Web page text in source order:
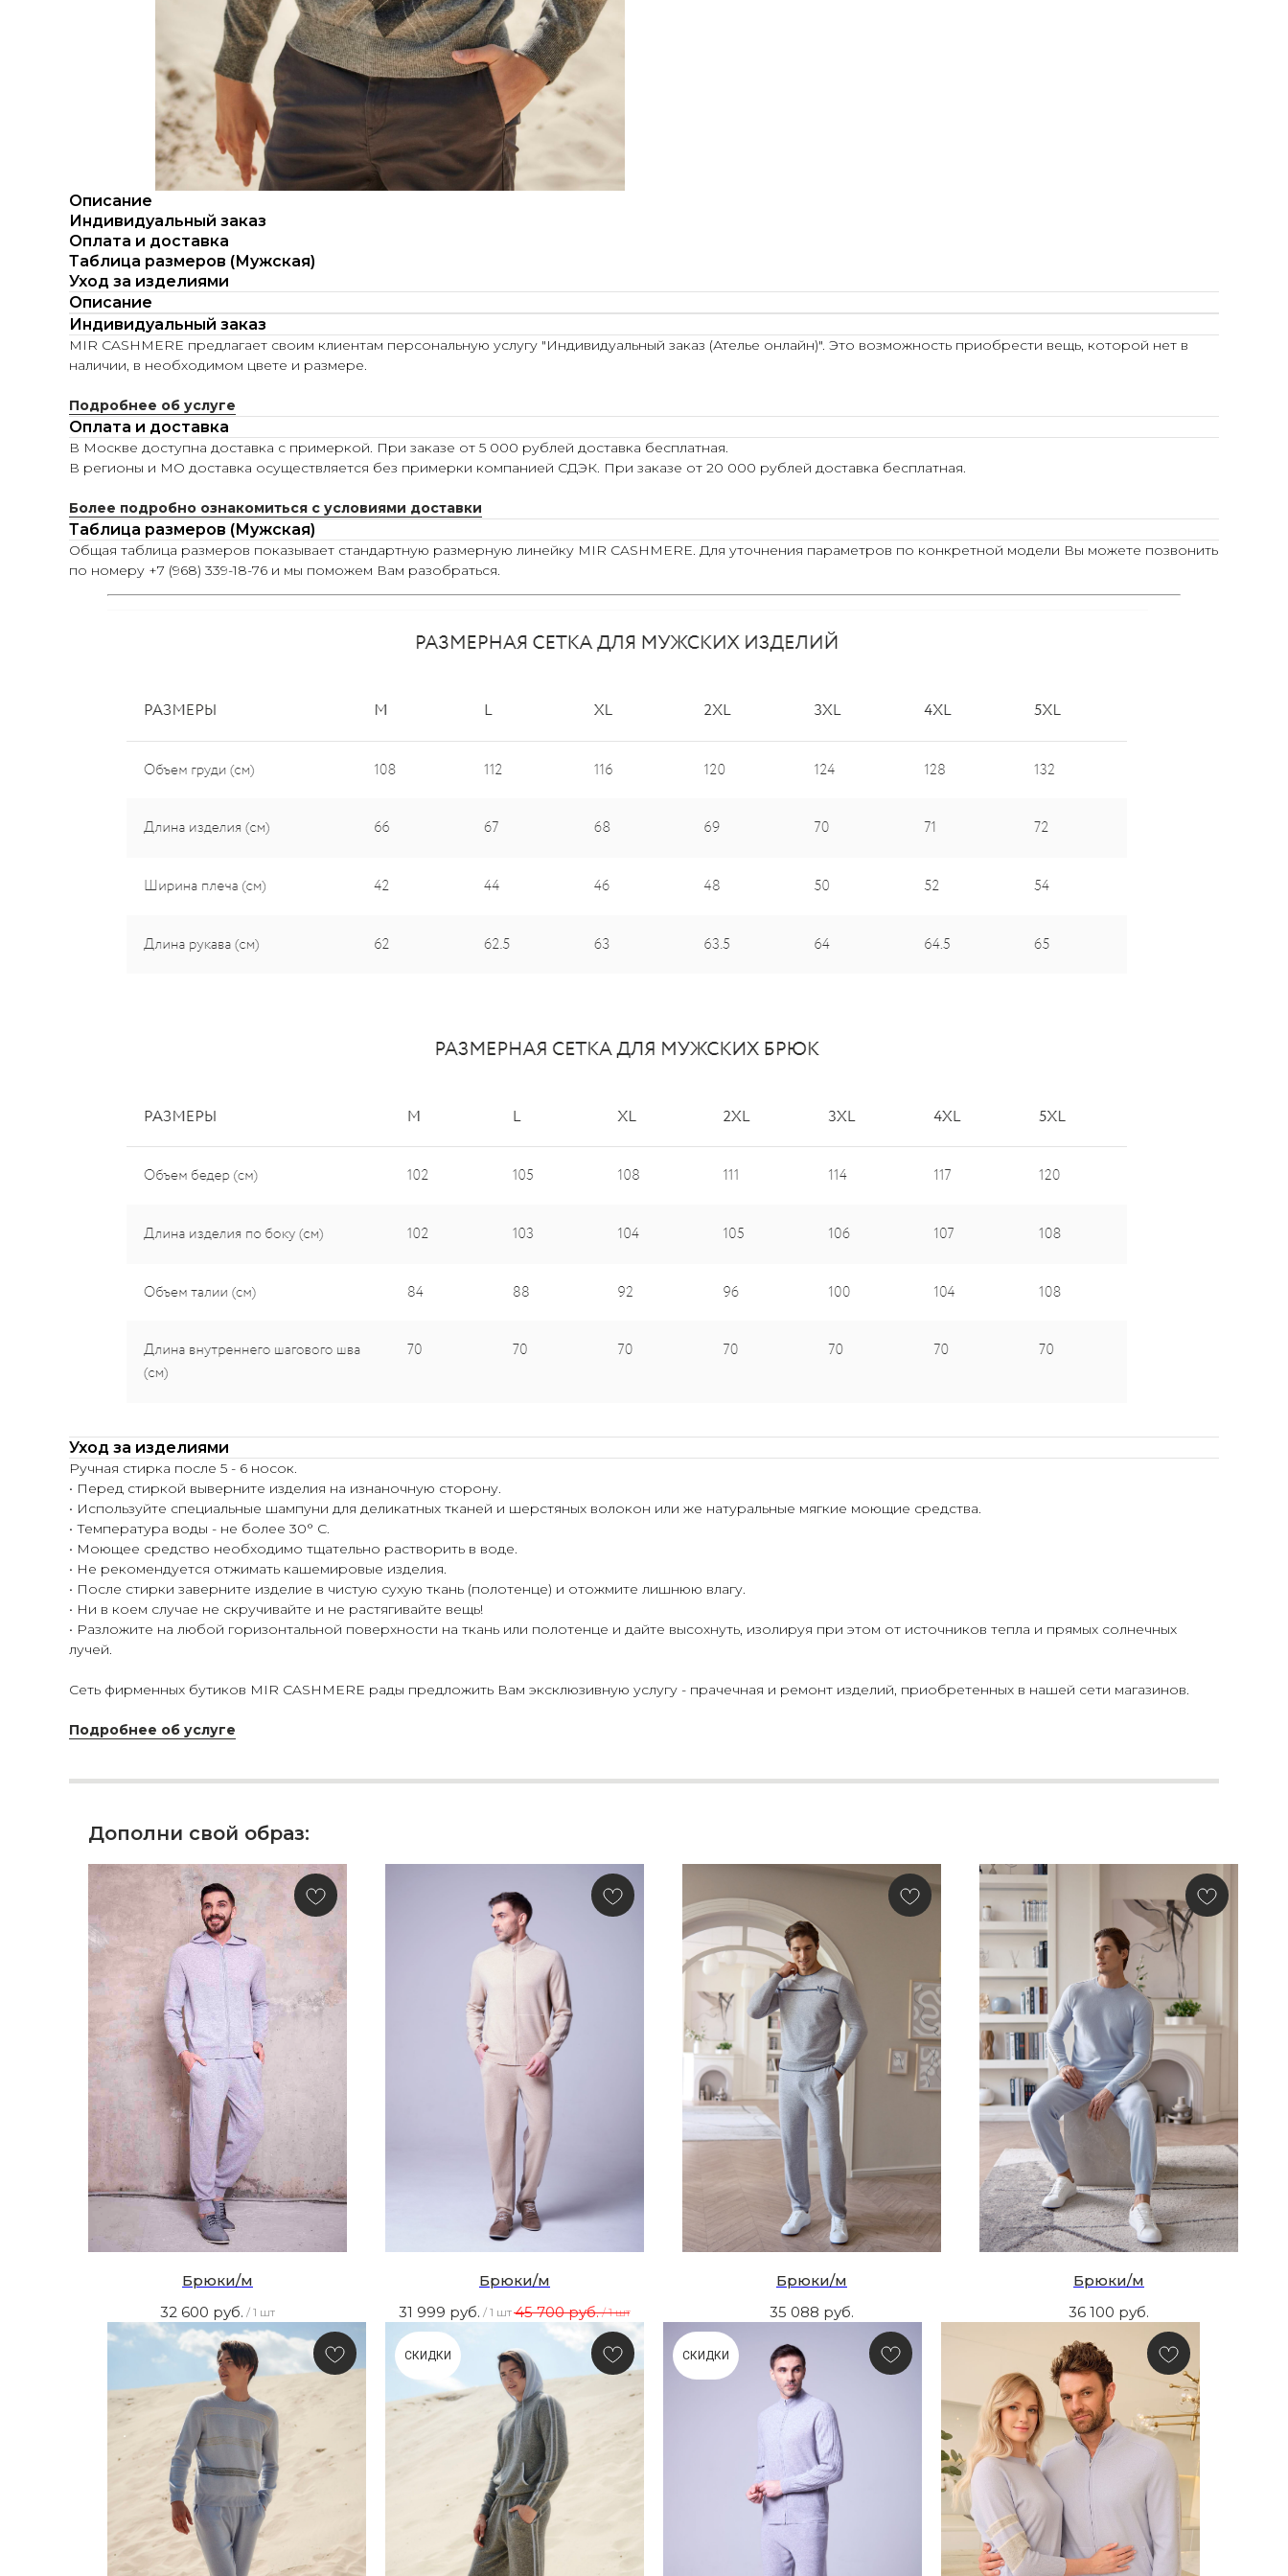
Описание
Индивидуальный заказ
Оплата и доставка
Таблица размеров (Мужская)
Уход за изделиями
Описание
Индивидуальный заказ
MIR CASHMERE предлагает своим клиентам персональную услугу "Индивидуальный заказ (Ателье онлайн)". Это возможность приобрести вещь, которой нет в
наличии, в необходимом цвете и размере.
Подробнее об услуге
Оплата и доставка
В Москве доступна доставка с примеркой. При заказе от 5 000 рублей доставка бесплатная.
В регионы и МО доставка осуществляется без примерки компанией СДЭК. При заказе от 20 000 рублей доставка бесплатная.
Более подробно ознакомиться с условиями доставки
Таблица размеров (Мужская)
Общая таблица размеров показывает стандартную размерную линейку MIR CASHMERE. Для уточнения параметров по конкретной модели Вы можете позвонить
по номеру +7 (968) 339-18-76 и мы поможем Вам разобраться.
Уход за изделиями
Ручная стирка после 5 - 6 носок.
• Перед стиркой выверните изделия на изнаночную сторону.
• Используйте специальные шампуни для деликатных тканей и шерстяных волокон или же натуральные мягкие моющие средства.
• Температура воды - не более 30° С.
• Моющее средство необходимо тщательно растворить в воде.
• Не рекомендуется отжимать кашемировые изделия.
• После стирки заверните изделие в чистую сухую ткань (полотенце) и отожмите лишнюю влагу.
• Ни в коем случае не скручивайте и не растягивайте вещь!
• Разложите на любой горизонтальной поверхности на ткань или полотенце и дайте высохнуть, изолируя при этом от источников тепла и прямых солнечных
лучей.
Сеть фирменных бутиков MIR CASHMERE рады предложить Вам эксклюзивную услугу - прачечная и ремонт изделий, приобретенных в нашей сети магазинов.
Подробнее об услуге
Дополни свой образ:
Брюки/м
32 600 руб. / 1 шт
Брюки/м
31 999 руб. / 1 шт 45 700 руб. / 1 шт
Брюки/м
35 088 руб.
Брюки/м
36 100 руб.
СКИДКИ СКИДКИ